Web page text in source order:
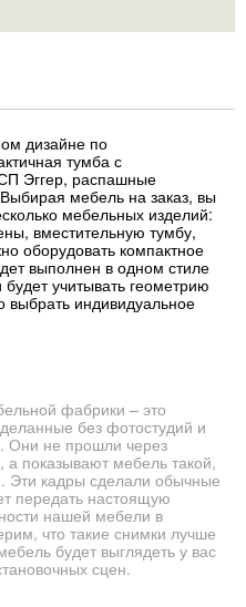
дизайне по
тумба с
Эггер, распашные
мебель на заказ, вы
мебельных изделий:
вместительную тумбу,
оборудовать компактное
выполнен в одном стиле
учитывать геометрию
индивидуальное
фабрики – это
без фотостудий и
Они не прошли через
показывают мебель такой,
Эти кадры сделали обычные
передать настоящую
нашей мебели в
что такие снимки лучше
будет выглядеть у вас
сцен.